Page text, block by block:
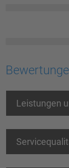
Leistungen